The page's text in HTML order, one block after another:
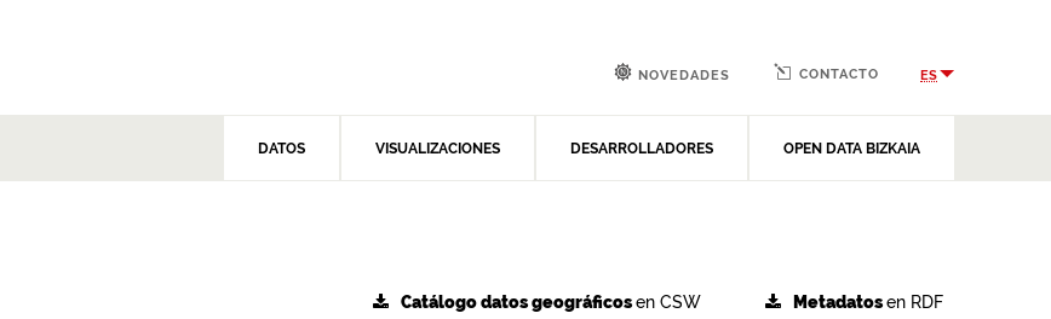
DATOS VISUALIZACIONES DESARROLLADORES OPEN DATA BIZKAIA
NOVEDADES CONTACTO ES
Metadatosen RDF
Catálogo datos geográficosen CSW